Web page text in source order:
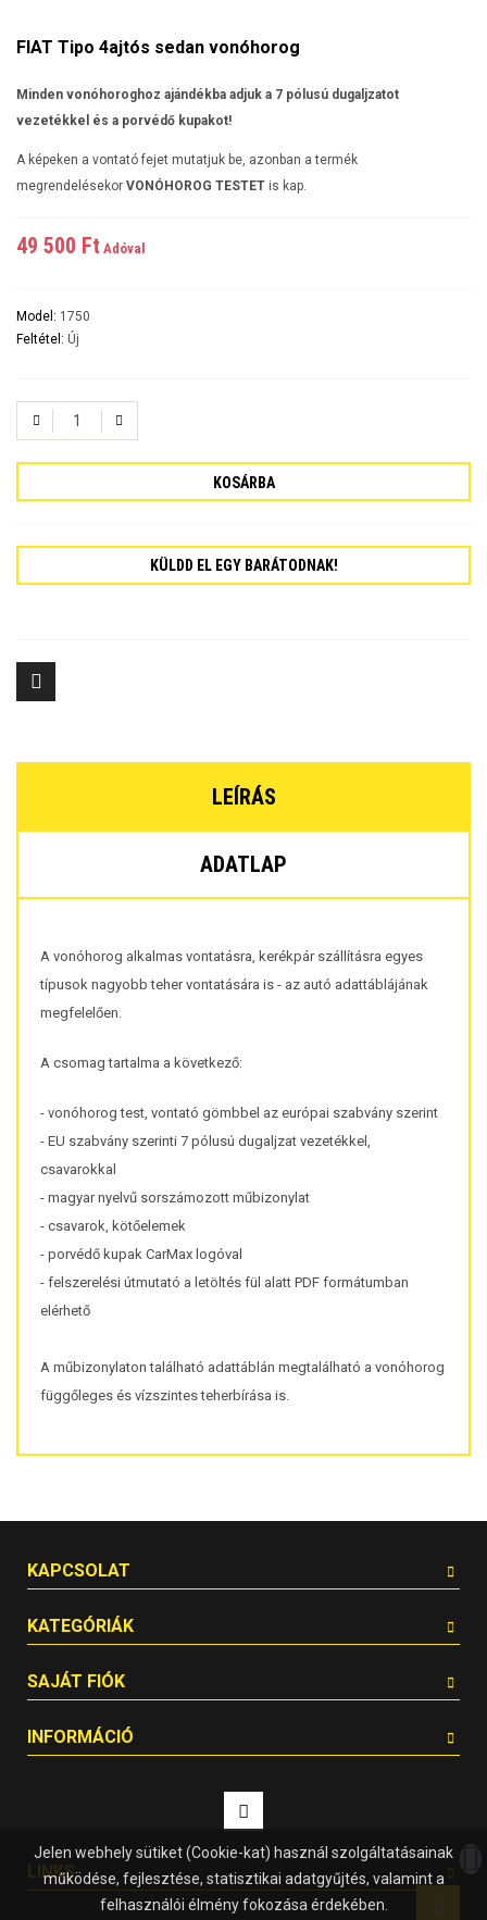
FIAT Tipo 4ajtós sedan vonóhorog
Minden vonóhoroghoz ajándékba adjuk a 7 pólusú dugaljzatot
vezetékkel és a porvédő kupakot!
A képeken a vontató fejet mutatjuk be, azonban a termék
megrendelésekor VONÓHOROG TESTET is kap.
49 500 Ft‎ Adóval
Model: 1750
Feltétel: Új
KOSÁRBA
KÜLDD EL EGY BARÁTODNAK!
LEÍRÁS
ADATLAP
A vonóhorog alkalmas vontatásra, kerékpár szállításra egyes
típusok nagyobb teher vontatására is - az autó adattáblájának
megfelelően.
A csomag tartalma a következő:
- vonóhorog test, vontató gömbbel az európai szabvány szerint
- EU szabvány szerinti 7 pólusú dugaljzat vezetékkel,
csavarokkal
- magyar nyelvű sorszámozott műbizonylat
- csavarok, kötőelemek
- porvédő kupak CarMax logóval
- felszerelési útmutató a letöltés fül alatt PDF formátumban
elérhető
A műbizonylaton található adattáblán megtalálható a vonóhorog
függőleges és vízszintes teherbírása is.
KAPCSOLAT
KATEGÓRIÁK
SAJÁT FIÓK
INFORMÁCIÓ
LINKS
Jelen webhely sütiket (Cookie-kat) használ szolgáltatásainak
működése, fejlesztése, statisztikai adatgyűjtés, valamint a
felhasználói élmény fokozása érdekében.